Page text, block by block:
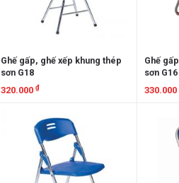
Ghế gấp, ghế xếp khung thép
sơn G18
320.000 ₫
Ghế
sơn G16
330.000